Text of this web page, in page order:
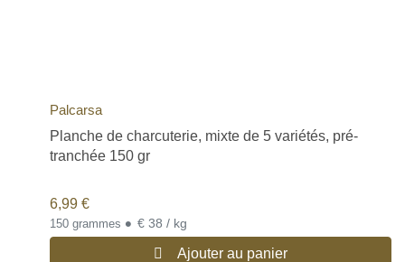
Palcarsa
Planche de charcuterie, mixte de 5 variétés, pré-
tranchée 150 gr
6,99 €
150 grammes • € 38 / kg
Ajouter au panier